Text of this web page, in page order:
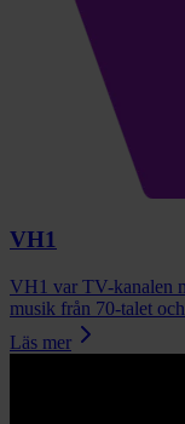
VH1
VH1 var TV-kanalen
musik från 70-talet
Läs mer